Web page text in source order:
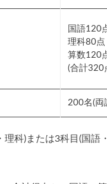
国語120
理科80点
算数120
(合計320
200名(両
科)または3科目(国語